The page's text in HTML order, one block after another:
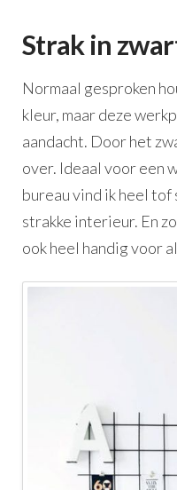
Strak in
Normaal gesproken
kleur, maar deze
aandacht. Door het
over. Ideaal voor een
bureau vind ik heel
strakke interieur. En
ook heel handig voor